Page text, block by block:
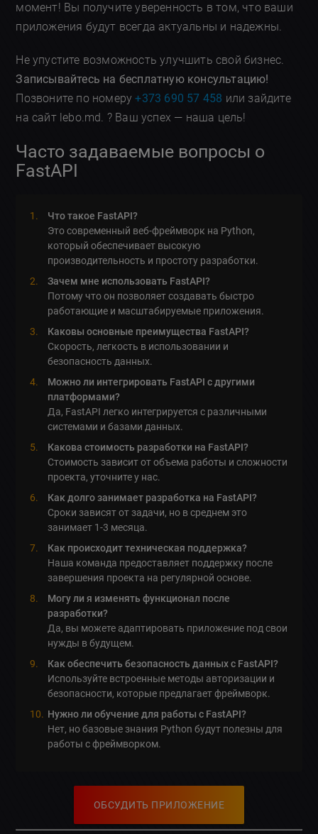
момент! Вы получите уверенность в том, что ваши
приложения будут всегда актуальны и надежны.
Не упустите возможность улучшить свой бизнес.
Записывайтесь на бесплатную консультацию!
Позвоните по номеру+373 690 57 458 или зайдите
на сайт lebo.md. ? Ваш успех — наша цель!
Часто задаваемые вопросы о
FastAPI
Что такое FastAPI?
Это современный веб-фреймворк на Python,
который обеспечивает высокую
производительность и простоту разработки.
Зачем мне использовать FastAPI?
Потому что он позволяет создавать быстро
работающие и масштабируемые приложения.
Каковы основные преимущества FastAPI?
Скорость, легкость в использовании и
безопасность данных.
Можно ли интегрировать FastAPI с другими
платформами?
Да, FastAPI легко интегрируется с различными
системами и базами данных.
Какова стоимость разработки на FastAPI?
Стоимость зависит от объема работы и сложности
проекта, уточните у нас.
Как долго занимает разработка на FastAPI?
Сроки зависят от задачи, но в среднем это
занимает 1-3 месяца.
Как происходит техническая поддержка?
Наша команда предоставляет поддержку после
завершения проекта на регулярной основе.
Могу ли я изменять функционал после
разработки?
Да, вы можете адаптировать приложение под свои
нужды в будущем.
Как обеспечить безопасность данных с FastAPI?
Используйте встроенные методы авторизации и
безопасности, которые предлагает фреймворк.
Нужно ли обучение для работы с FastAPI?
Нет, но базовые знания Python будут полезны для
работы с фреймворком.
ОБСУДИТЬ ПРИЛОЖЕНИЕ